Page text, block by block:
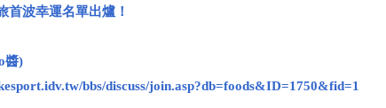
首波幸運名單出爐！
醬)
bbs/discuss/join.asp?db=foods&ID=1750&fid=1